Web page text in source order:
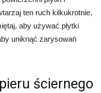
ten ruch kilkukrotnie,
aby używać płytki
uniknąć zarysowań
ściernego